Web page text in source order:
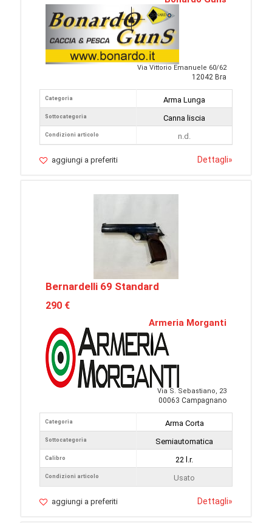
Via Vittorio Emanuele 60/62
12042 Bra
Categoria
Sottocategoria
Condizioni articolo
Arma Lunga
Canna liscia
n.d.
aggiungi a preferiti Dettagli»
Bernardelli 69 Standard
290 €
Armeria Morganti
Via S. Sebastiano, 23
00063 Campagnano
Categoria
Sottocategoria
Calibro
Condizioni articolo
Arma Corta
Semiautomatica
22 l.r.
Usato
aggiungi a preferiti Dettagli»